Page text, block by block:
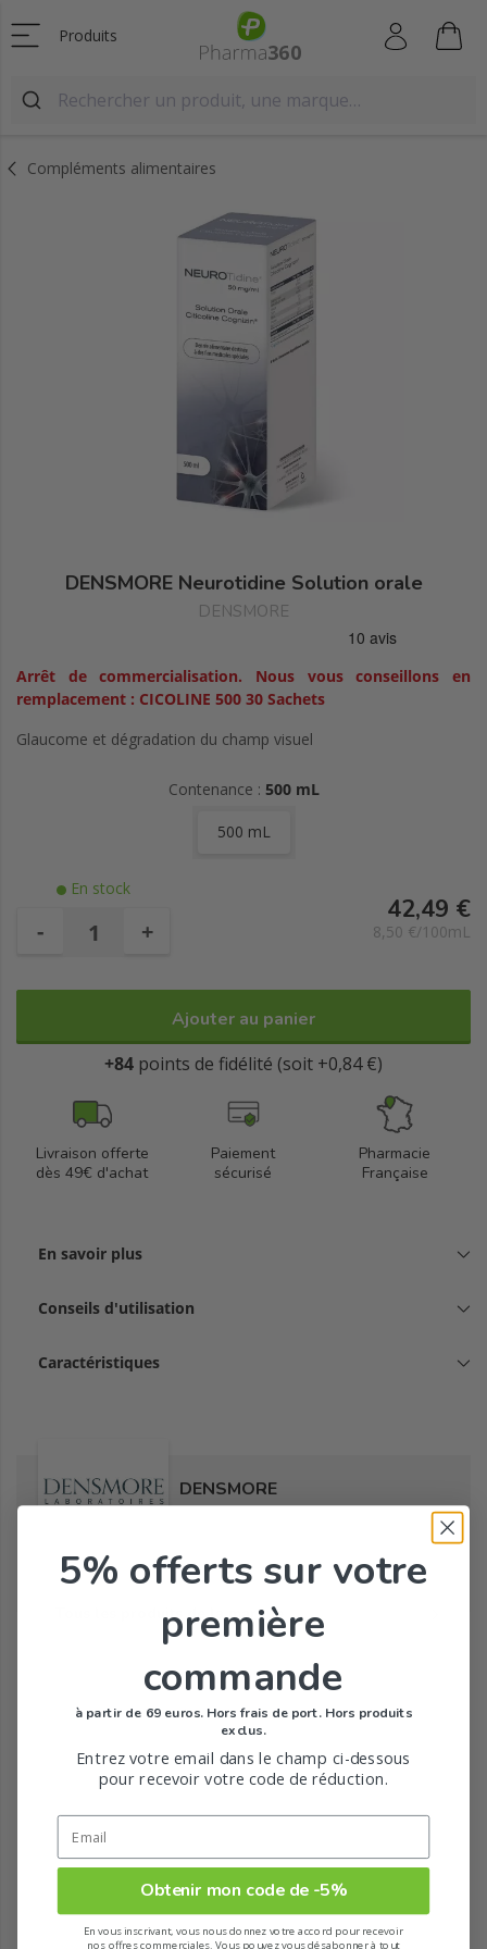
Produits
Compléments alimentaires
DENSMORE Neurotidine Solution orale
DENSMORE
Arrêt de commercialisation. Nous vous conseillons en
remplacement : CICOLINE 500 30 Sachets
Glaucome et dégradation du champ visuel
Contenance : 500 mL
500 mL
En stock
- +
42,49 €
8,50 €/100mL
Ajouter au panier
+84 points de fidélité (soit +0,84 €)
Livraison offerte
dès 49€ d'achat
Paiement
sécurisé
Pharmacie
Française
En savoir plus
Conseils d'utilisation
Caractéristiques
DENSMORE
Tous les produits de la marque
5% offerts sur votre
première
commande
à partir de 69 euros. Hors frais de port. Hors produits
exclus.
Entrez votre email dans le champ ci-dessous
pour recevoir votre code de réduction.
Obtenir mon code de -5%
En vous inscrivant, vous nous donnez votre accord pour recevoir
nos offres commerciales. Vous pouvez vous désabonner à tout